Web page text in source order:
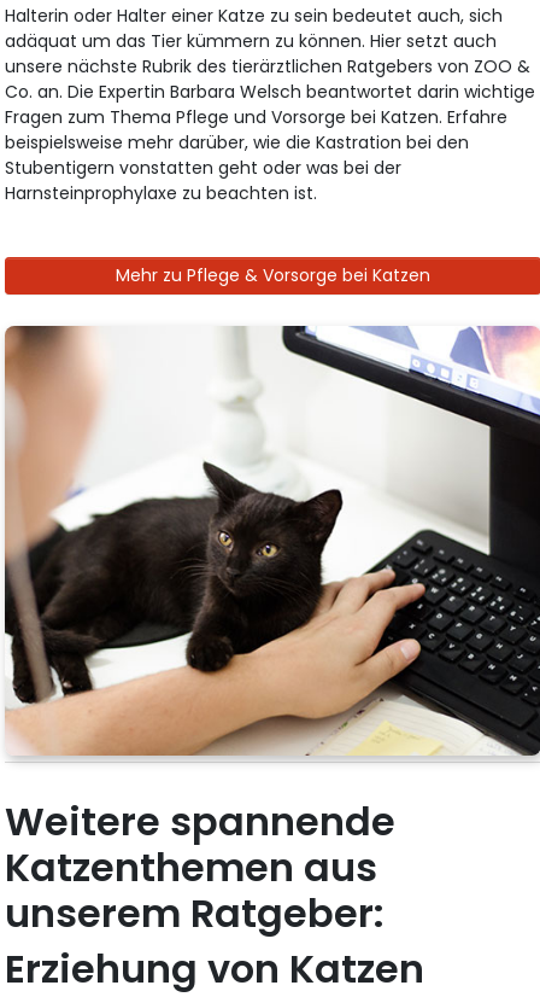
Halterin oder Halter einer Katze zu sein bedeutet auch, sich
adäquat um das Tier kümmern zu können. Hier setzt auch
unsere nächste Rubrik des tierärztlichen Ratgebers von ZOO &
Co. an. Die Expertin Barbara Welsch beantwortet darin wichtige
Fragen zum Thema Pflege und Vorsorge bei Katzen. Erfahre
beispielsweise mehr darüber, wie die Kastration bei den
Stubentigern vonstatten geht oder was bei der
Harnsteinprophylaxe zu beachten ist.
Mehr zu Pflege & Vorsorge bei Katzen
Weitere spannende
Katzenthemen aus
unserem Ratgeber:
Erziehung von Katzen